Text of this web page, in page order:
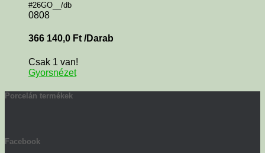
#26GO__/db
0808
366 140,0 Ft /Darab
Csak 1 van!
Gyorsnézet
Porcelán termékek
Facebook